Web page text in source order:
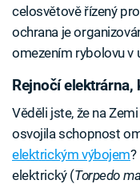
celosvětově řízený
ochrana je
omezením rybolovu v
Rejnočí
Věděli jste, že na
osvojila schopnost
elektrickým výbojem
elektrický (Torpedo